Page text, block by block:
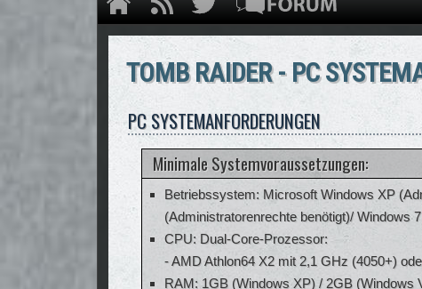
TOMB RAIDER - PC
PC SYSTEMANFORDERUNGEN
Minimale Systemvoraussetzungen:
Betriebssystem: Microsoft Windows XP
(Administratorenrechte benötigt)/ Windows
CPU: Dual-Core-Prozessor:
- AMD Athlon64 X2 mit 2,1 GHz (4050+)
RAM: 1GB (Windows XP) / 2GB (Windows